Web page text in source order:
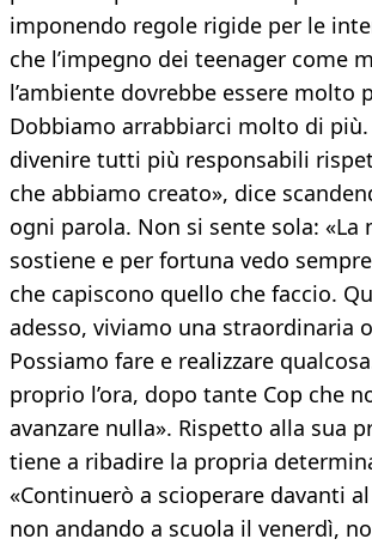
imponendo regole rigide per le
che l’impegno dei teenager come
l’ambiente dovrebbe essere molto
Dobbiamo arrabbiarci molto di
divenire tutti più responsabili
che abbiamo creato», dice
ogni parola. Non si sente sola:
sostiene e per fortuna vedo
che capiscono quello che faccio.
adesso, viviamo una straordinaria
Possiamo fare e realizzare
proprio l’ora, dopo tante Cop che
avanzare nulla». Rispetto alla sua
tiene a ribadire la propria
«Continuerò a scioperare davanti
non andando a scuola il venerdì,